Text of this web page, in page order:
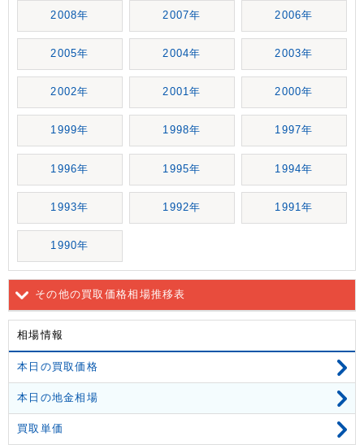
2008年 2007年 2006年
2005年 2004年 2003年
2002年 2001年 2000年
1999年 1998年 1997年
1996年 1995年 1994年
1993年 1992年 1991年
1990年
その他の買取価格相場推移表
相場情報
本日の買取価格
本日の地金相場
買取単価